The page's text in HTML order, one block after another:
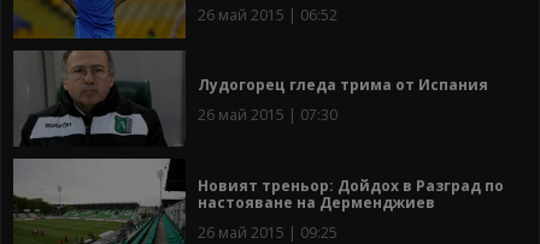
26 май 2015 | 06:52
Лудогорец гледа трима от Испания
26 май 2015 | 07:30
Новият треньор: Дойдох в Разград по
настояване на Дерменджиев
26 май 2015 | 09:25